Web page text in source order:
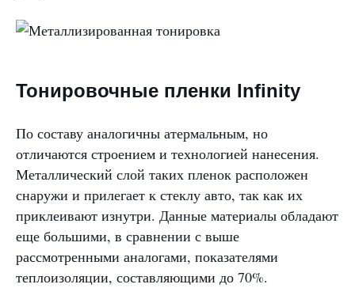
Тонировочные пленки Infinity
По составу аналогичны атермальным, но
отличаются строением и технологией нанесения.
Металлический слой таких пленок расположен
снаружи и прилегает к стеклу авто, так как их
приклеивают изнутри. Данные материалы обладают
еще большими, в сравнении с выше
рассмотренными аналогами, показателями
теплоизоляции, составляющими до 70%.